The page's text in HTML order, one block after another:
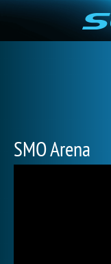
SMO Arena